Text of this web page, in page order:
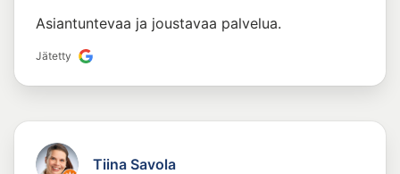
Asiantuntevaa ja joustavaa palvelua.
Jätetty
Tiina Savola